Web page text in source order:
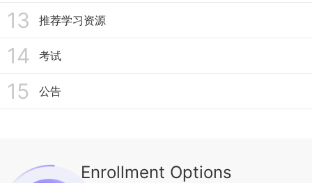
作业
13 推荐学习资源
14 考试
15 公告
Enrollment Options